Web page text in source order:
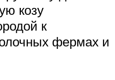
козу
к
фермах и